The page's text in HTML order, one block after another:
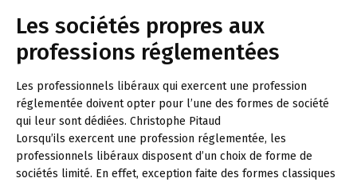
Les sociétés propres aux
professions réglementées
Les professionnels libéraux qui exercent une profession
réglementée doivent opter pour l’une des formes de société
qui leur sont dédiées. Christophe Pitaud
Lorsqu’ils exercent une profession réglementée, les
professionnels libéraux disposent d’un choix de forme de
sociétés limité. En effet, exception faite des formes classiques